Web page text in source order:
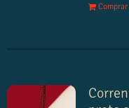
Comprar